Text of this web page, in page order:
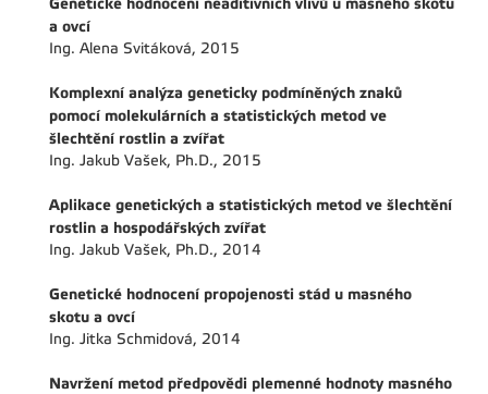
Genetické hodnocení neaditivních vlivů u masného skotu
a ovcí
Ing. Alena Svitáková, 2015
Komplexní analýza geneticky podmíněných znaků
pomocí molekulárních a statistických metod ve
šlechtění rostlin a zvířat
Ing. Jakub Vašek, Ph.D., 2015
Aplikace genetických a statistických metod ve šlechtění
rostlin a hospodářských zvířat
Ing. Jakub Vašek, Ph.D., 2014
Genetické hodnocení propojenosti stád u masného
skotu a ovcí
Ing. Jitka Schmidová, 2014
Navržení metod předpovědi plemenné hodnoty masného